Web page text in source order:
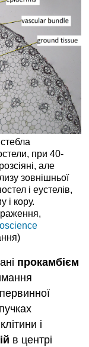
при 40-
але
зовнішньої
і еустелів,
і кору.
прокамбієм
і
в центрі